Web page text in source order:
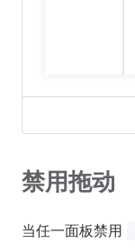
禁用拖动
当任一面板禁用